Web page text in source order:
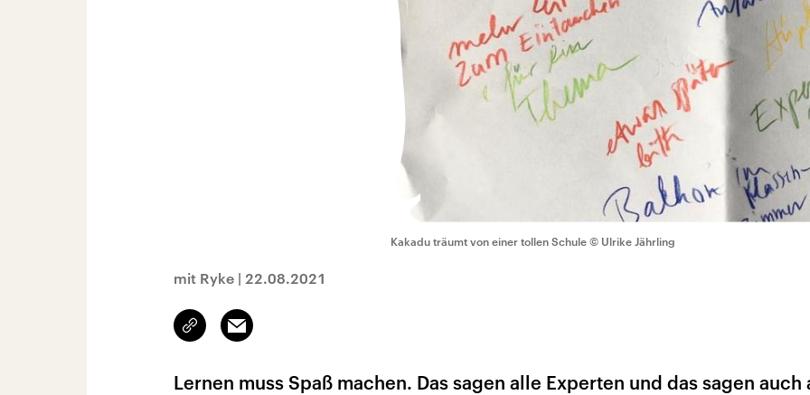
Kakadu träumt von einer tollen Schule © Ulrike Jährling
mit Ryke | 22.08.2021
Link
kopieren/teilen
Email
Lernen muss Spaß machen. Das sagen alle Experten und das sagen auch